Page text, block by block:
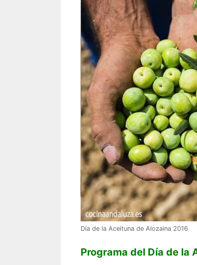
Día de la Aceituna de Alozaina 2016
Programa del Día de la